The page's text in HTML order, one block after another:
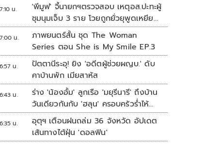
น.
'พีมูฟ' จี้นายกฯตรวจสอบ เหตุอส.ปะทะผู้
ชุมนุมเจ็บ 3 ราย โวยถูกยั่วยุพูดเหยียด
หยาม
น.
ภาพยนตร์สั้น ชุด The Woman
Series ตอน She is My Smile EP.3
น.
ปัตตานีระอุ! ยิง 'อดีตผู้ช่วยผญบ.' ดับ
คาบ้านพัก เมียสาหัส
น.
ร่าง 'น้องอั้ม' ลูกเรือ 'มยุรีนารี' ถึงบ้าน
วันเดียวกันกับ 'ฮลุน' ครอบครัวร่ำไห้
เผยฝันอยากเป็นทหารเรือ
น.
อุตุฯ เตือนฝนถล่ม 36 จังหวัด อัปเดต
เส้นทางไต้ฝุ่น 'ดอลฟิน'